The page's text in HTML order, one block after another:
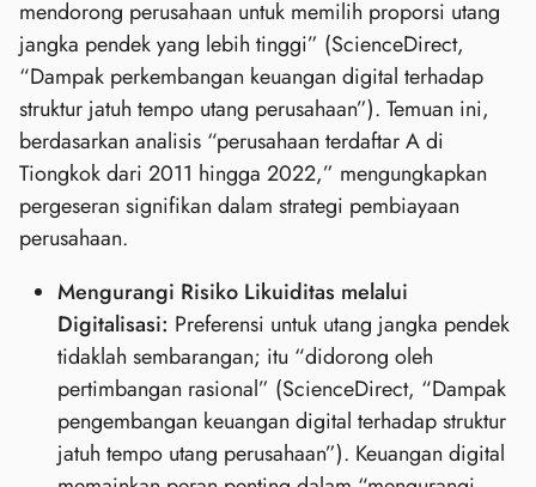
mendorong perusahaan untuk memilih proporsi utang
jangka pendek yang lebih tinggi” (ScienceDirect,
“Dampak perkembangan keuangan digital terhadap
struktur jatuh tempo utang perusahaan”). Temuan ini,
berdasarkan analisis “perusahaan terdaftar A di
Tiongkok dari 2011 hingga 2022,” mengungkapkan
pergeseran signifikan dalam strategi pembiayaan
perusahaan.
Mengurangi Risiko Likuiditas melalui
Digitalisasi: Preferensi untuk utang jangka pendek
tidaklah sembarangan; itu “didorong oleh
pertimbangan rasional” (ScienceDirect, “Dampak
pengembangan keuangan digital terhadap struktur
jatuh tempo utang perusahaan”). Keuangan digital